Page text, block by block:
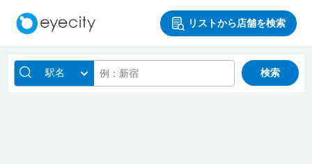
リストから店舗を検索
駅名 検索